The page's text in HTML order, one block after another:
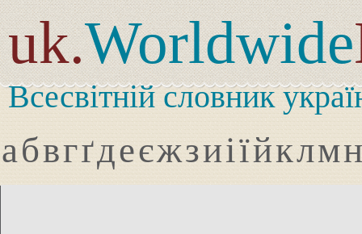
uk.Worldwide
Всесвітній словник
абвгґдеєжзиіїйклмн